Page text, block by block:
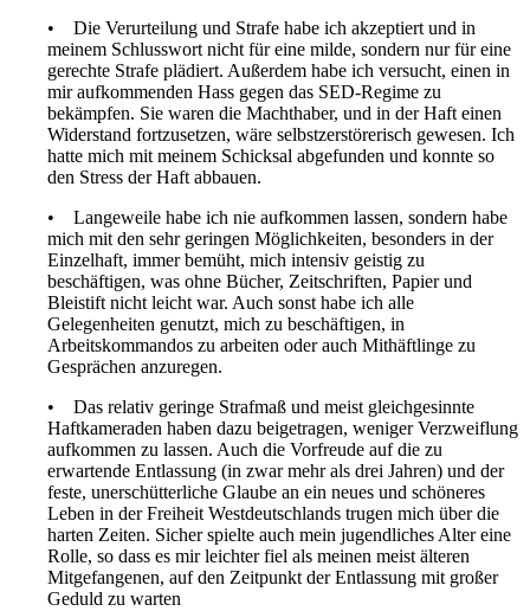
Die Verurteilung und Strafe habe ich akzeptiert und in
meinem Schlusswort nicht für eine milde, sondern nur für eine
gerechte Strafe plädiert. Außerdem habe ich versucht, einen in
mir aufkommenden Hass gegen das SED-Regime zu
bekämpfen. Sie waren die Machthaber, und in der Haft einen
Widerstand fortzusetzen, wäre selbstzerstörerisch gewesen. Ich
hatte mich mit meinem Schicksal abgefunden und konnte so
den Stress der Haft abbauen.
Langeweile habe ich nie aufkommen lassen, sondern habe
mich mit den sehr geringen Möglichkeiten, besonders in der
Einzelhaft, immer bemüht, mich intensiv geistig zu
beschäftigen, was ohne Bücher, Zeitschriften, Papier und
Bleistift nicht leicht war. Auch sonst habe ich alle
Gelegenheiten genutzt, mich zu beschäftigen, in
Arbeitskommandos zu arbeiten oder auch Mithäftlinge zu
Gesprächen anzuregen.
Das relativ geringe Strafmaß und meist gleichgesinnte
Haftkameraden haben dazu beigetragen, weniger Verzweiflung
aufkommen zu lassen. Auch die Vorfreude auf die zu
erwartende Entlassung (in zwar mehr als drei Jahren) und der
feste, unerschütterliche Glaube an ein neues und schöneres
Leben in der Freiheit Westdeutschlands trugen mich über die
harten Zeiten. Sicher spielte auch mein jugendliches Alter eine
Rolle, so dass es mir leichter fiel als meinen meist älteren
Mitgefangenen, auf den Zeitpunkt der Entlassung mit großer
Geduld zu warten